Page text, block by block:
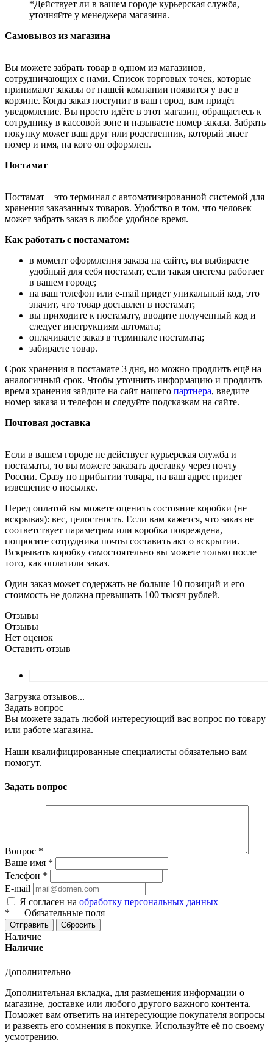
*Действует ли в вашем городе курьерская служба,
уточняйте у менеджера магазина.
Самовывоз из магазина
Вы можете забрать товар в одном из магазинов,
сотрудничающих с нами. Список торговых точек, которые
принимают заказы от нашей компании появится у вас в
корзине. Когда заказ поступит в ваш город, вам придёт
уведомление. Вы просто идёте в этот магазин, обращаетесь к
сотруднику в кассовой зоне и называете номер заказа. Забрать
покупку может ваш друг или родственник, который знает
номер и имя, на кого он оформлен.
Постамат
Постамат – это терминал с автоматизированной системой для
хранения заказанных товаров. Удобство в том, что человек
может забрать заказ в любое удобное время.
Как работать с постаматом:
в момент оформления заказа на сайте, вы выбираете
удобный для себя постамат, если такая система работает
в вашем городе;
на ваш телефон или e-mail придет уникальный код, это
значит, что товар доставлен в постамат;
вы приходите к постамату, вводите полученный код и
следует инструкциям автомата;
оплачиваете заказ в терминале постамата;
забираете товар.
Срок хранения в постамате 3 дня, но можно продлить ещё на
аналогичный срок. Чтобы уточнить информацию и продлить
время хранения зайдите на сайт нашего партнера, введите
номер заказа и телефон и следуйте подсказкам на сайте.
Почтовая доставка
Если в вашем городе не действует курьерская служба и
постаматы, то вы можете заказать доставку через почту
России. Сразу по прибытии товара, на ваш адрес придет
извещение о посылке.
Перед оплатой вы можете оценить состояние коробки (не
вскрывая): вес, целостность. Если вам кажется, что заказ не
соответствует параметрам или коробка повреждена,
попросите сотрудника почты составить акт о вскрытии.
Вскрывать коробку самостоятельно вы можете только после
того, как оплатили заказ.
Один заказ может содержать не больше 10 позиций и его
стоимость не должна превышать 100 тысяч рублей.
Отзывы
Отзывы
Нет оценок
Оставить отзыв
Загрузка отзывов...
Задать вопрос
Вы можете задать любой интересующий вас вопрос по товару
или работе магазина.
Наши квалифицированные специалисты обязательно вам
помогут.
Задать вопрос
Вопрос *
Ваше имя *
Телефон *
E-mail
Я согласен на обработку персональных данных
* — Обязательные поля
Отправить Сбросить
Наличие
Наличие
Дополнительно
Дополнительная вкладка, для размещения информации о
магазине, доставке или любого другого важного контента.
Поможет вам ответить на интересующие покупателя вопросы
и развеять его сомнения в покупке. Используйте её по своему
усмотрению.